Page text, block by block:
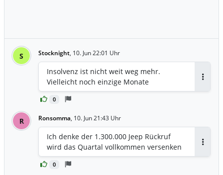
S Stocknight, 10. Jun 22:01 Uhr
0
Insolvenz ist nicht weit weg mehr.
Vielleicht noch einzige Monate
R Ronsomma, 10. Jun 21:43 Uhr
0
Ich denke der 1.300.000 Jeep Rückruf
wird das Quartal vollkommen versenken